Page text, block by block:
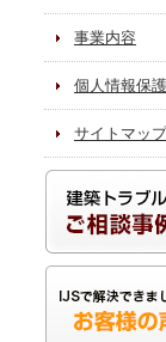
事業内容
個人情報保
サイトマップ